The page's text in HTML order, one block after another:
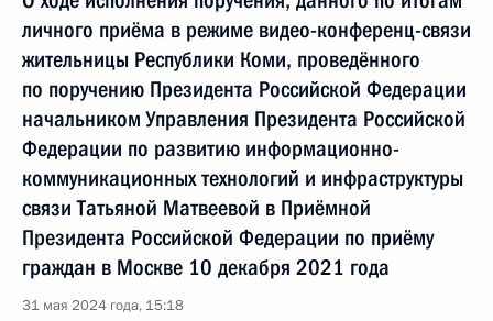
личного приёма в режиме видео-конференц-связи
жительницы Республики Коми, проведённого
по поручению Президента Российской Федерации
начальником Управления Президента Российской
Федерации по развитию информационно-
коммуникационных технологий и инфраструктуры
связи Татьяной Матвеевой в Приёмной
Президента Российской Федерации по приёму
граждан в Москве 10 декабря 2021 года
31 мая 2024 года, 15:18